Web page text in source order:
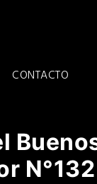
CONTACTO
N°132